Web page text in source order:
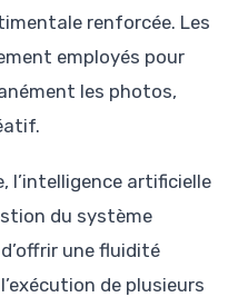
renforcée. Les
employés pour
les photos,
l’intelligence artificielle
du système
une fluidité
de plusieurs